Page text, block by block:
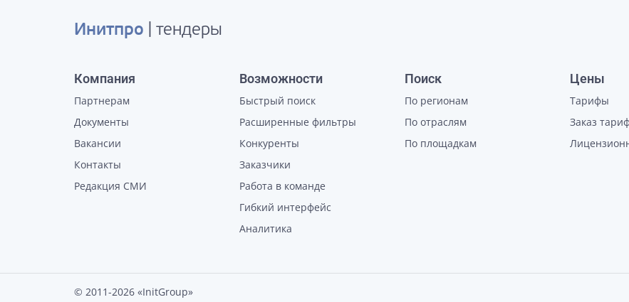
Инитпро | тендеры
Компания
Партнерам
Документы
Вакансии
Контакты
Редакция СМИ
Возможности
Быстрый поиск
Расширенные фильтры
Конкуренты
Заказчики
Работа в команде
Гибкий интерфейс
Аналитика
Поиск
По регионам
По отраслям
По площадкам
Цены
Тарифы
Заказ
© 2011-2026 «InitGroup»